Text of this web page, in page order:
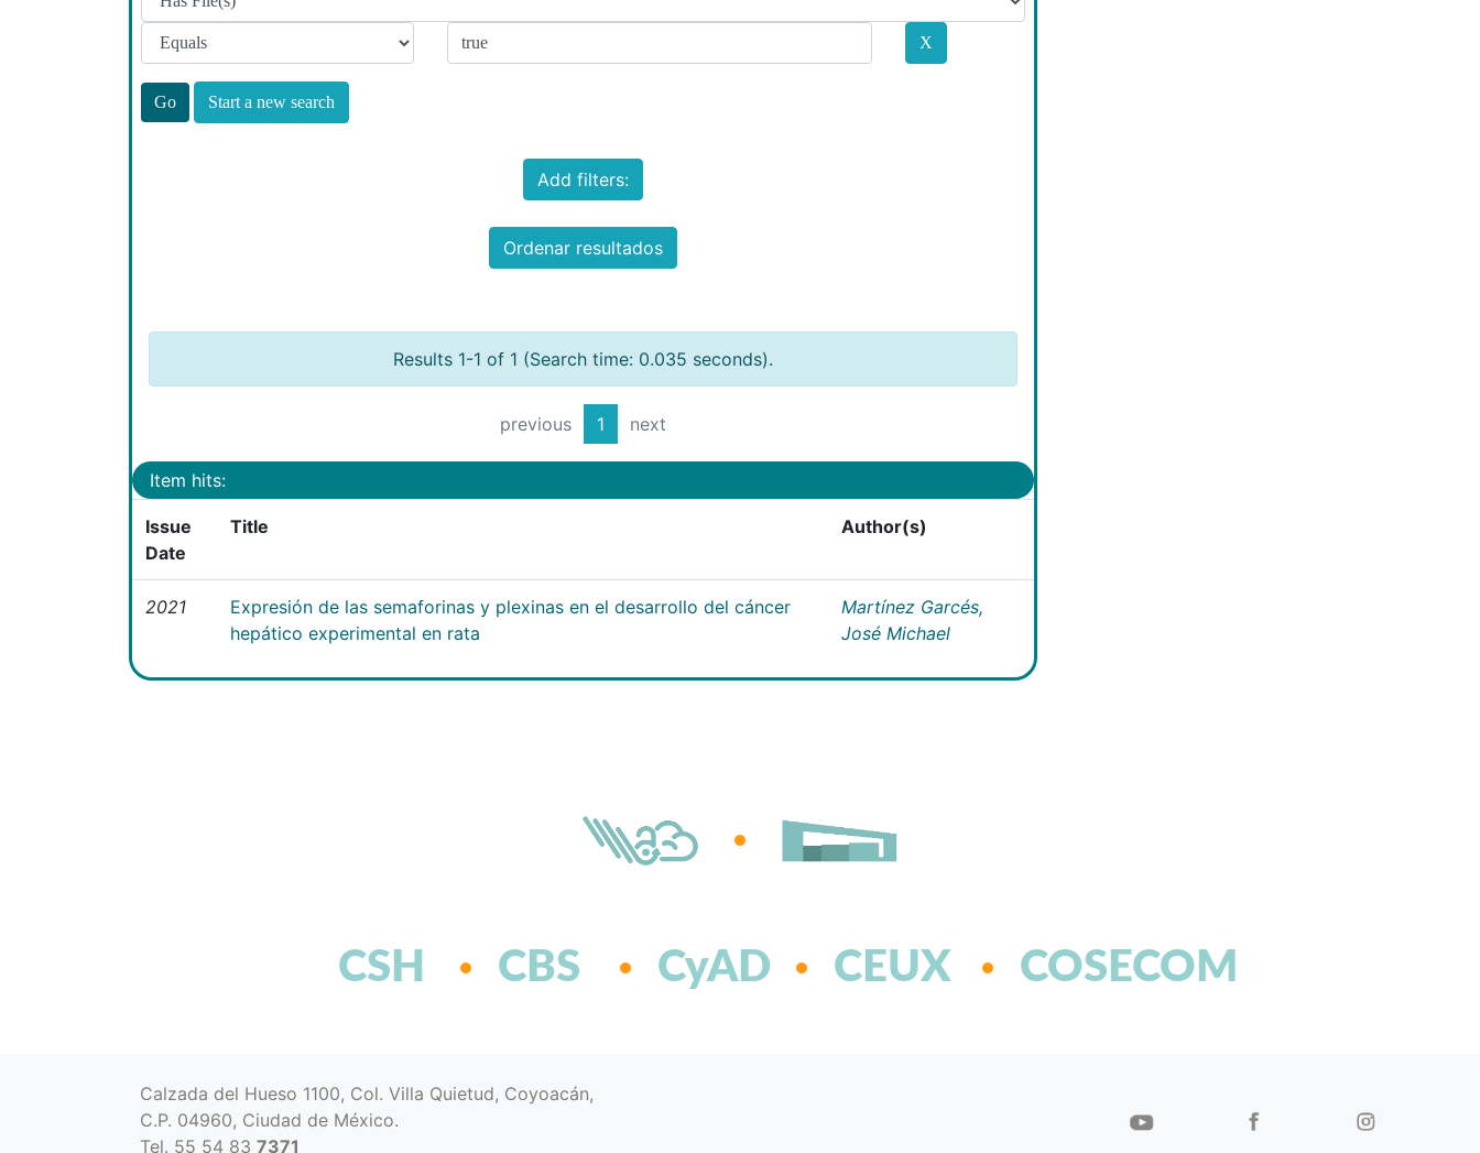
Start a new search
Add filters:
Ordenar resultados
Results 1-1 of 1 (Search time: 0.035 seconds).
previous 1 next
Item hits:
Issue
Date
Title Author(s)
2021
Expresión de las semaforinas y plexinas en el desarrollo del cáncer
hepático experimental en rata
Martínez Garcés,
José Michael
CSH CBS CyAD CEUX COSECOM
Calzada del Hueso 1100, Col. Villa Quietud, Coyoacán,
C.P. 04960, Ciudad de México.
Tel. 55 54 83 7371